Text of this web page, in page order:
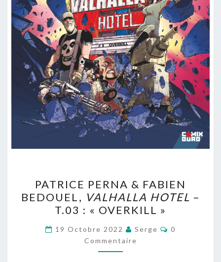
PERNA
&
FABIEN
BEDOUEL,
VALHALLA
HOTEL
PATRICE PERNA & FABIEN
BEDOUEL, VALHALLA HOTEL –
T.03 : « OVERKILL »
19 Octobre 2022 Serge
0
Commentaire